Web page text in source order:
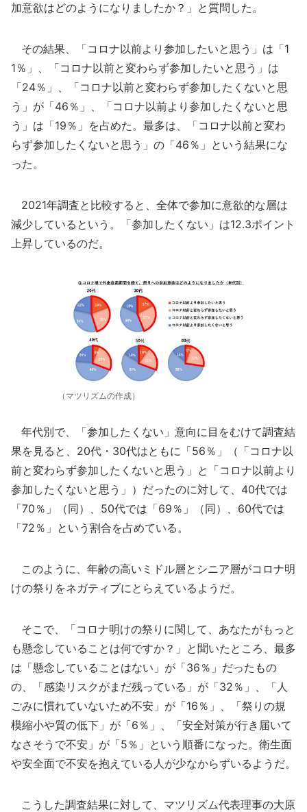
加意欲はどのようになりましたか？」と質問した。
その結果、「コロナ以前より参加したいと思う」は「1
1％」、「コロナ以前と変わらず参加したいと思う」は
「24％」、「コロナ以前と変わらず参加したくないと思
う」が「46％」、「コロナ以前より参加したくないと思
う」は「19％」を占めた。最多は、「コロナ以前と変わ
らず参加したくないと思う」の「46％」という結果にな
った。
2021年調査と比較すると、全体で参加に意欲的な層は
減少しているという。「参加したくない」は12.3ポイント
上昇しているのだ。
（マツリズムの作成）
年代別で、「参加したくない」意向に目をむけて調査結
果を見ると、20代・30代はともに「56％」（「コロナ以
前と変わらず参加したくないと思う」と「コロナ以前より
参加したくないと思う」）だったのに対して、40代では
「70％」（同）、50代では「69％」（同）、60代では
「72％」という割合を占めている。
このように、年齢の高いミドル層とシニア層がコロナ明
けの祭りをネガティブにとらえているようだ。
そこで、「コロナ明けの祭りに関して、あなたがもっと
も懸念していることは何ですか？」と聞いたところ、最多
は「懸念していることはない」が「36％」だったもの
の、「感染リスクがまだ残っている」が「32％」、「人
ごみに慣れていないため不安」が「16％」、「祭りの規
模縮小や質の低下」が「6％」、「安全対策が行き届いて
なさそうで不安」が「5％」という順番になった。衛生面
や安全面で不安を抱えている人が少なからずいるようだ。
こうした調査結果に対して、マツリズム代表理事の大原